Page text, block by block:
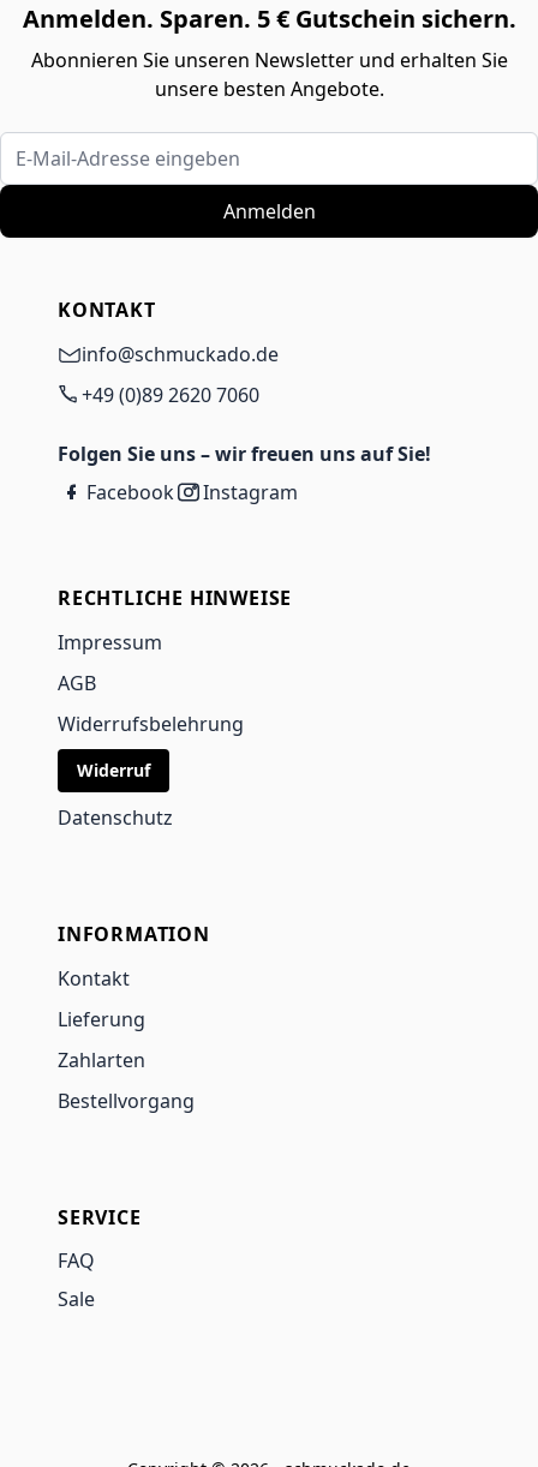
Anmelden. Sparen. 5 € Gutschein sichern.
Abonnieren Sie unseren Newsletter und erhalten Sie
unsere besten Angebote.
E-Mail-Adresse eingeben
Anmelden
KONTAKT
info@schmuckado.de
+49 (0)89 2620 7060
Folgen Sie uns – wir freuen uns auf Sie!
Facebook
Instagram
RECHTLICHE HINWEISE
Impressum
AGB
Widerrufsbelehrung
Widerruf
Datenschutz
INFORMATION
Kontakt
Lieferung
Zahlarten
Bestellvorgang
SERVICE
FAQ
Sale